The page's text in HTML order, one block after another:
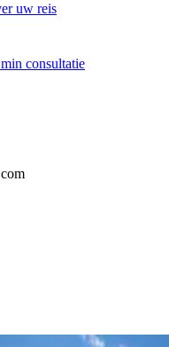
uw reis
consultatie